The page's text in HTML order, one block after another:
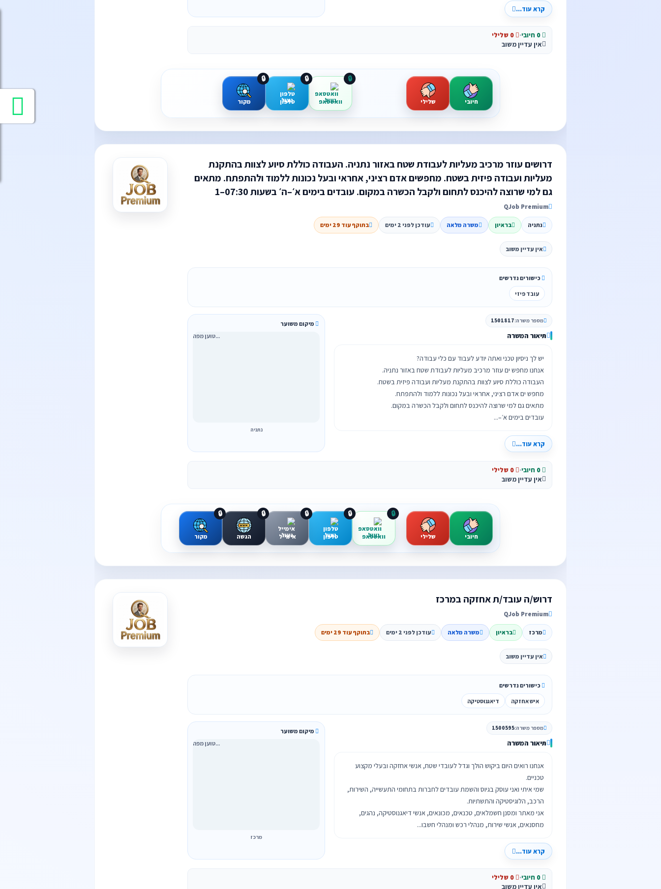
קרא עוד...
·
אין עדיין משוב
חיובי שלילי וואטסאפ
🔒
טלפון
🔒
מקור
🔒
דרושים עוזר מרכיב מעליות לעבודת שטח באזור נתניה. העבודה כוללת סיוע לצוות בהתקנת
מעליות ועבודה פיזית בשטח. מחפשים אדם רציני, אחראי ובעל נכונות ללמוד ולהתפתח. מתאים
גם למי שרוצה להיכנס לתחום ולקבל הכשרה במקום. עובדים בימים א׳–ה׳ בשעות 07:30–1
QJob Premium
נתניה בראיון משרה מלאה עודכן לפני 2 ימים בתוקף עוד 29 ימים
אין עדיין משוב
כישורים נדרשים
עובד פיזי
מספר משרה:1501817
תיאור המשרה
עובדים בימים א׳–...
קרא עוד...
מיקום משוער
טוען מפה...
נתניה
·
אין עדיין משוב
חיובי שלילי וואטסאפ
🔒
טלפון
🔒
אימייל
🔒
הגשה
🔒
מקור
🔒
דרוש/ה עובד/ת אחזקה במרכז
QJob Premium
מרכז בראיון משרה מלאה עודכן לפני 2 ימים בתוקף עוד 29 ימים
אין עדיין משוב
כישורים נדרשים
איש אחזקה דיאגנוסטיקה
מספר משרה:1500595
תיאור המשרה
אנחנו רואים היום ביקוש הולך וגדל לעובדי שטח, אנשי אחזקה ובעלי מקצוע
שמי איתי ואני עוסק בגיוס והשמת עובדים לחברות בתחומי התעשייה, השירות,
אני מאתר ומסנן חשמלאים, טכנאים, מכונאים, אנשי דיאגנוסטיקה, נהגים,
מחסנאים, אנשי שירות, מנהלי רכש ומנהלי חשבו...
קרא עוד...
מיקום משוער
טוען מפה...
מרכז
·
אין עדיין משוב